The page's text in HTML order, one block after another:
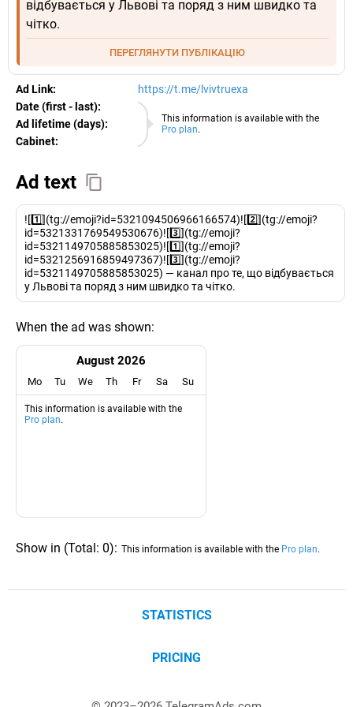
відбувається у Львові та поряд з ним швидко та
чітко.
ПЕРЕГЛЯНУТИ ПУБЛІКАЦІЮ
Ad Link: https://t.me/lvivtruexa
This information is available with the
Pro plan.
Date (first - last):
08.08.2026
Ad lifetime (days):
Cabinet:
EURO
Ad text
![1️⃣](tg://emoji?id=5321094506966166574)![2️⃣](tg://emoji?
id=5321331769549530676)![3️⃣](tg://emoji?
id=5321149705885853025)![1️⃣](tg://emoji?
id=5321256916859497367)![3️⃣](tg://emoji?
id=5321149705885853025) — канал про те, що відбувається
у Львові та поряд з ним швидко та чітко.
When the ad was shown:
August 2026
Mo Tu We Th Fr Sa Su
This information is available with the
Pro plan.
Show in (Total: 0): This information is available with the Pro plan.
STATISTICS
PRICING